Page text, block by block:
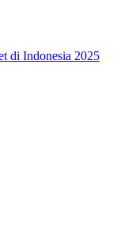
di Indonesia 2025